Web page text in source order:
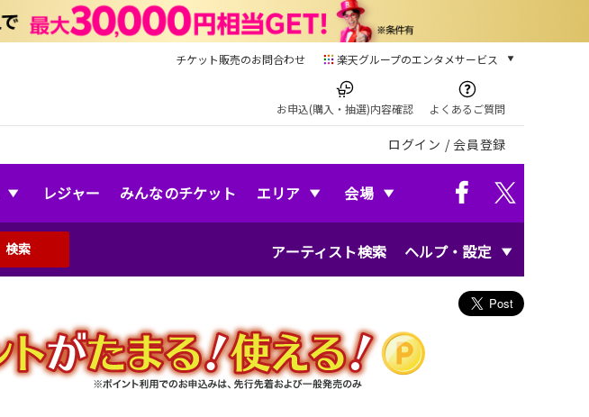
チケット販売のお問合わせ 楽天グループのエンタメサービス
本/ゲーム/CD/DVD
楽天ブックス
電子書籍
楽天Kobo
音楽配信
動画配信ガイド
Rakuten PLAY
無料テレビ
お申込(購入・抽選)内容確認 よくあるご質問
ログイン / 会員登録
レジャー みんなのチケット エリア 会場
アーティスト検索 ヘルプ・設定
検索